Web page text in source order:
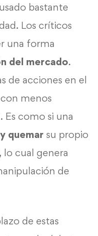
bastante
Los críticos
una forma
del mercado.
de acciones en el
menos
Es como si una
quemar su propio
lo cual genera
de
de estas